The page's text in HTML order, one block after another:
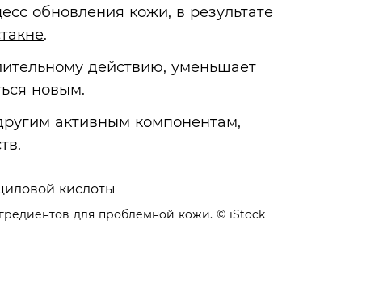
обновления кожи, в результате
.
действию, уменьшает
новым.
активным компонентам,
для проблемной кожи. © iStock